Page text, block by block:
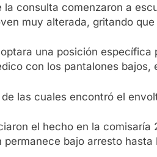
consulta comenzaron a
muy alterada, gritando
una posición
con los pantalones
las cuales encontró el
el hecho en la
bajo arresto hasta